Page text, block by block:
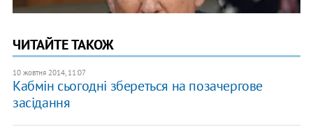
ЧИТАЙТЕ ТАКОЖ
10 жовтня 2014, 11:07
Кабмін сьогодні збереться на позачергове
засідання